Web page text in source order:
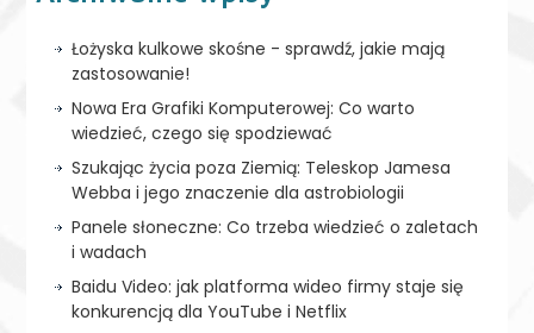
Łożyska kulkowe skośne - sprawdź, jakie mają
zastosowanie!
Nowa Era Grafiki Komputerowej: Co warto
wiedzieć, czego się spodziewać
Szukając życia poza Ziemią: Teleskop Jamesa
Webba i jego znaczenie dla astrobiologii
Panele słoneczne: Co trzeba wiedzieć o zaletach
i wadach
Baidu Video: jak platforma wideo firmy staje się
konkurencją dla YouTube i Netflix